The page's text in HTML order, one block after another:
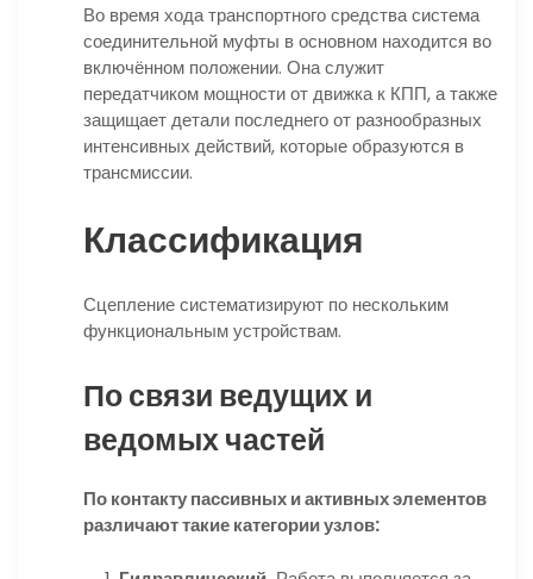
Во время хода транспортного средства система
соединительной муфты в основном находится во
включённом положении. Она служит
передатчиком мощности от движка к КПП, а также
защищает детали последнего от разнообразных
интенсивных действий, которые образуются в
трансмиссии.
Классификация
Сцепление систематизируют по нескольким
функциональным устройствам.
По связи ведущих и
ведомых частей
По контакту пассивных и активных элементов
различают такие категории узлов: